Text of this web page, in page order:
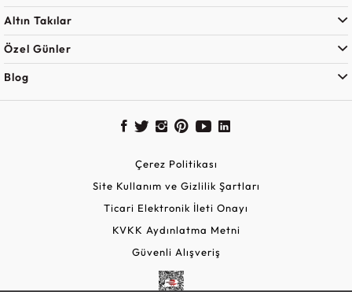
Altın Takılar
Özel Günler
Blog
Çerez Politikası
Site Kullanım ve Gizlilik Şartları
Ticari Elektronik İleti Onayı
KVKK Aydınlatma Metni
Güvenli Alışveriş